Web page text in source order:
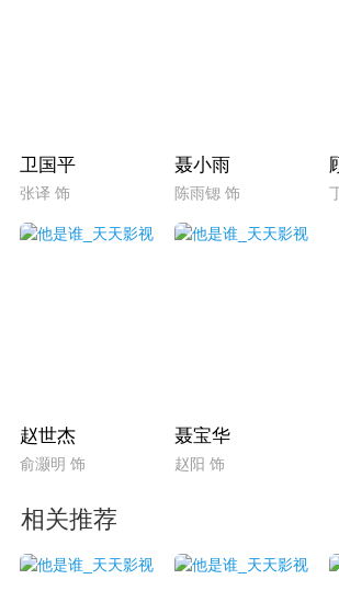
卫国平
张译 饰
聂小雨
陈雨锶 饰
赵世杰
俞灏明 饰
聂宝华
赵阳 饰
相关推荐